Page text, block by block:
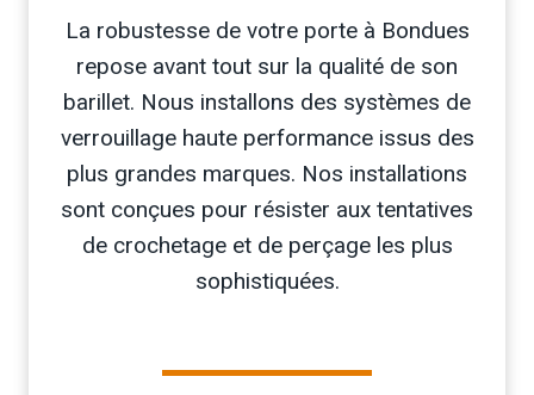
La robustesse de votre porte à Bondues
repose avant tout sur la qualité de son
barillet. Nous installons des systèmes de
verrouillage haute performance issus des
plus grandes marques. Nos installations
sont conçues pour résister aux tentatives
de crochetage et de perçage les plus
sophistiquées.